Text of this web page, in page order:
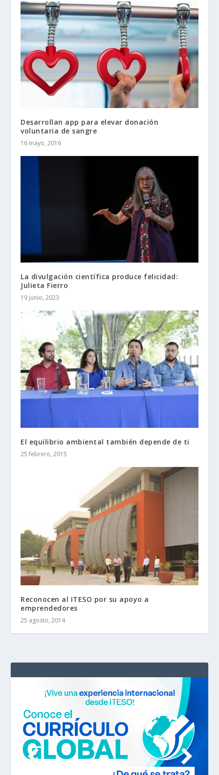
Desarrollan app para elevar donación
voluntaria de sangre
16 mayo, 2016
La divulgación científica produce felicidad:
Julieta Fierro
19 junio, 2023
El equilibrio ambiental también depende de ti
25 febrero, 2015
Reconocen al ITESO por su apoyo a
emprendedores
25 agosto, 2014